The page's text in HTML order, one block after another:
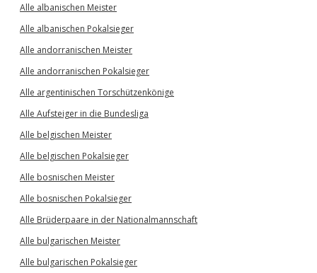
Alle albanischen Meister
Alle albanischen Pokalsieger
Alle andorranischen Meister
Alle andorranischen Pokalsieger
Alle argentinischen Torschützenkönige
Alle Aufsteiger in die Bundesliga
Alle belgischen Meister
Alle belgischen Pokalsieger
Alle bosnischen Meister
Alle bosnischen Pokalsieger
Alle Brüderpaare in der Nationalmannschaft
Alle bulgarischen Meister
Alle bulgarischen Pokalsieger